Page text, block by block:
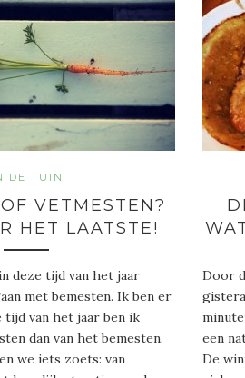
DE TUIN
VETMESTEN?
HET LAATSTE!
deze tijd van het jaar
met bemesten. Ik ben er
tijd van het jaar ben ik
dan van het bemesten.
we iets zoets: van
Door
een
De